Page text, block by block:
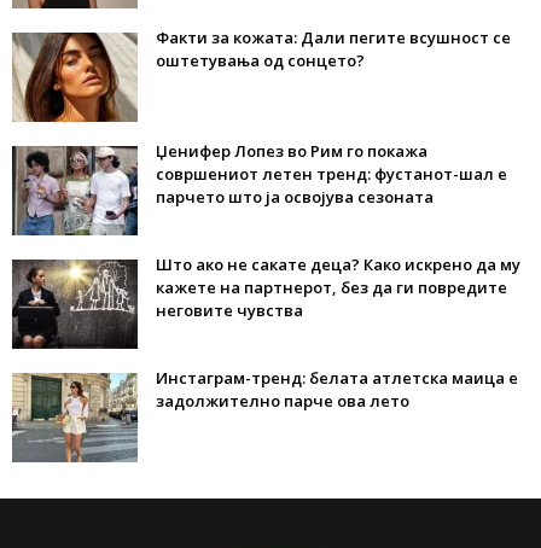
Факти за кожата: Дали пегите всушност се
оштетувања од сонцето?
Џенифер Лопез во Рим го покажа
совршениот летен тренд: фустанот-шал е
парчето што ја освојува сезоната
Што ако не сакате деца? Како искрено да му
кажете на партнерот, без да ги повредите
неговите чувства
Инстаграм-тренд: белата атлетска маица е
задолжително парче ова лето